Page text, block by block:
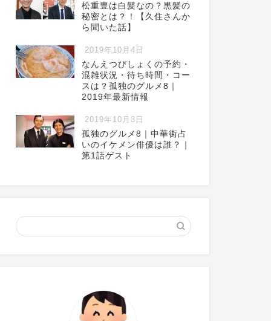
松重豊は白髪なの？黒髪の
秘密とは？！【久住さんか
ら聞いた話】
2019年10月4日
なんえつびしょくの予約・
混雑状況・待ち時間・コー
スは？孤独のグルメ8｜
2019年最新情報
2019年10月3日
孤独のグルメ8｜中華街占
いのイケメン俳優は誰？｜
第1話ゲスト